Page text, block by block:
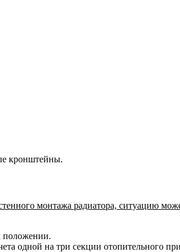
кронштейны.
монтажа радиатора, ситуацию
положении.
одной на три секции отопительного